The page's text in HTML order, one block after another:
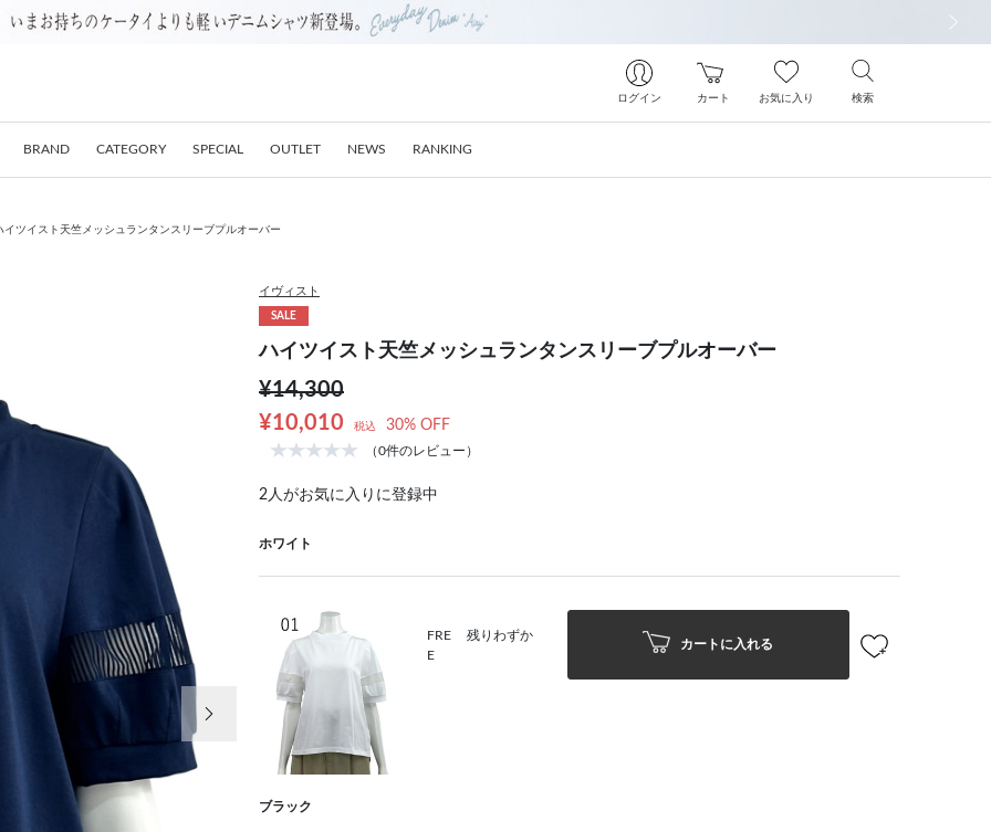
ログイン カート お気に入り 検索
BRAND CATEGORY SPECIAL OUTLET NEWS RANKING
イツイスト天竺メッシュランタンスリーブプルオーバー
イヴィスト
SALE
ハイツイスト天竺メッシュランタンスリーブプルオーバー
¥14,300
¥10,010
税込 30% OFF
（0件のレビュー）
2人がお気に入りに登録中
ホワイト
FRE
E
残りわずか
カートに入れる
ブラック